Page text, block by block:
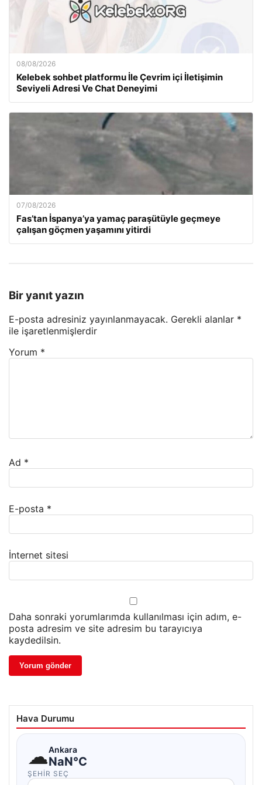
08/08/2026
Kelebek sohbet platformu İle Çevrim içi İletişimin
Seviyeli Adresi Ve Chat Deneyimi
07/08/2026
Fas’tan İspanya’ya yamaç paraşütüyle geçmeye
çalışan göçmen yaşamını yitirdi
Bir yanıt yazın
E-posta adresiniz yayınlanmayacak. Gerekli alanlar *
ile işaretlenmişlerdir
Yorum *
Ad *
E-posta *
İnternet sitesi
Daha sonraki yorumlarımda kullanılması için adım, e-
posta adresim ve site adresim bu tarayıcıya
kaydedilsin.
Hava Durumu
☁Ankara
NaN°C
ŞEHIR SEÇ